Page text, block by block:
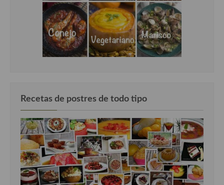
Recetas de postres de todo tipo